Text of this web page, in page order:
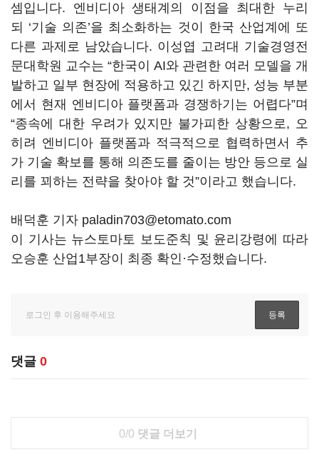
셈입니다. 엔비디아 생태계의 이점을 최대한 누리
되 ‘기술 의존’을 최소화하는 것이 한국 산업계에 또
다른 과제로 남았습니다. 이성엽 고려대 기술경영전
문대학원 교수는 “한국이 AI와 관련한 여러 모델을 개
발하고 일부 현장에 적용하고 있긴 하지만, 성능 부분
에서 현재 엔비디아 플랫폼과 경쟁하기는 어렵다”며
“종속에 대한 우려가 있지만 불가피한 상황으로, 오
히려 엔비디아 플랫폼과 적극적으로 협력하면서 추
가 기술 확보를 통해 의존도를 줄이는 방안 등으로 실
리를 꾀하는 전략을 찾아야 할 것”이라고 했습니다.
배덕훈 기자 paladin703@etomato.com
이 기사는 뉴스토마토 보도준칙 및 윤리강령에 따라
오승훈 산업1부장이 최종 확인·수정했습니다.
댓글 0
0/0 댓글 더보기